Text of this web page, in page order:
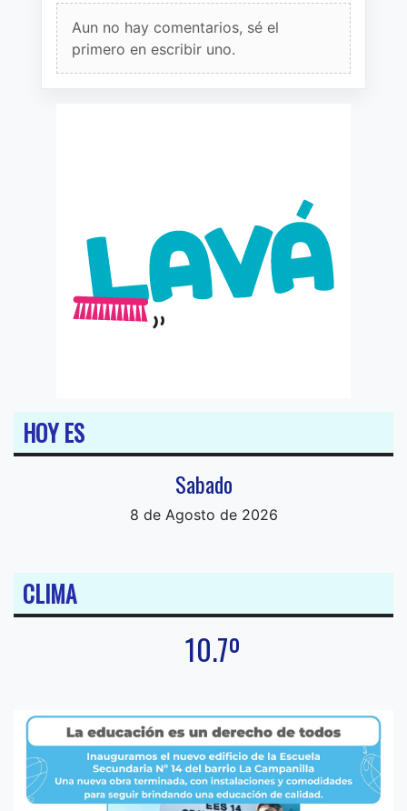
Aun no hay comentarios, sé el
primero en escribir uno.
HOY ES
Sabado
8 de Agosto de 2026
CLIMA
10.7º